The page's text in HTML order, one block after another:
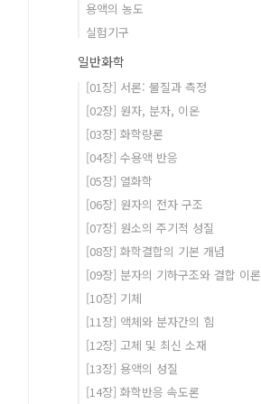
용액의 농도
실험기구
일반화학
[01장] 서론: 물질과 측정
[02장] 원자, 분자, 이온
[03장] 화학량론
[04장] 수용액 반응
[05장] 열화학
[06장] 원자의 전자 구조
[07장] 원소의 주기적 성질
[08장] 화학결합의 기본 개념
[09장] 분자의 기하구조와 결합 이론
[10장] 기체
[11장] 액체와 분자간의 힘
[12장] 고체 및 최신 소재
[13장] 용액의 성질
[14장] 화학반응 속도론